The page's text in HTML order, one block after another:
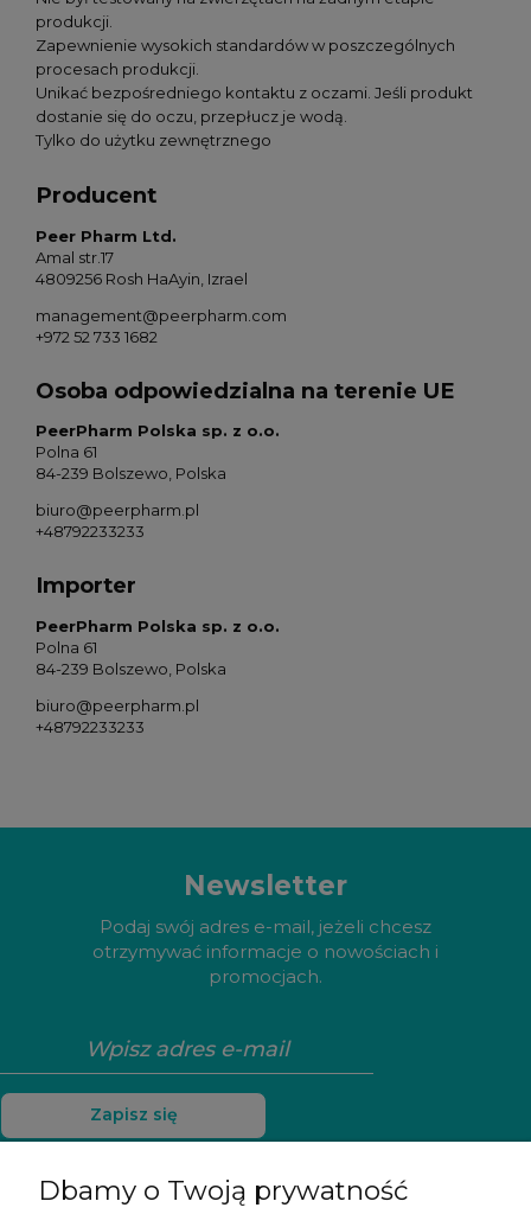
produkcji.
Zapewnienie wysokich standardów w poszczególnych
procesach produkcji.
Unikać bezpośredniego kontaktu z oczami. Jeśli produkt
dostanie się do oczu, przepłucz je wodą.
Tylko do użytku zewnętrznego
Producent
Peer Pharm Ltd.
Amal str.17
4809256 Rosh HaAyin, Izrael
management@peerpharm.com
+972 52 733 1682
Osoba odpowiedzialna na terenie UE
PeerPharm Polska sp. z o.o.
Polna 61
84-239 Bolszewo, Polska
biuro@peerpharm.pl
+48792233233
Importer
PeerPharm Polska sp. z o.o.
Polna 61
84-239 Bolszewo, Polska
biuro@peerpharm.pl
+48792233233
Newsletter
Podaj swój adres e-mail, jeżeli chcesz
otrzymywać informacje o nowościach i
promocjach.
Zapisz się
Dbamy o Twoją prywatność